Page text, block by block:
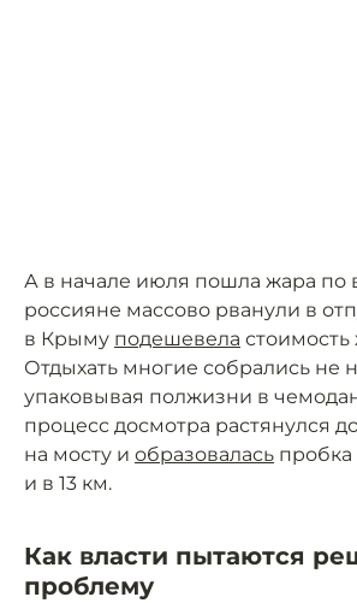
А в начале июля пошла жара по
россияне массово рванули в
в Крыму подешевела стоимость
Отдыхать многие собрались не
упаковывая полжизни в
процесс досмотра растянулся
на мосту и образовалась пробка
и в 13 км.
Как власти пытаются
проблему